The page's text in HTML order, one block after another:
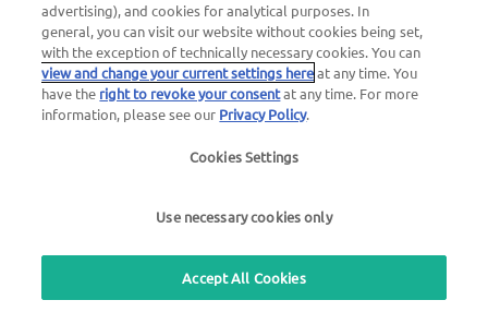
Blog
Mentions légales|Politique de confidentialité |
advertising), and cookies for analytical purposes. In
general, you can visit our website without cookies being set,
with the exception of technically necessary cookies. You can
view and change your current settings hereat any time. You
have the right to revoke your consentat any time. For more
information, please see our Privacy Policy.
Cookies Settings
Use necessary cookies only
Accept All Cookies